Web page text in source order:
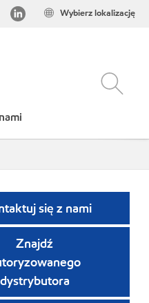
Wybierz lokalizację
się z nami
Znajdź
dystrybutora